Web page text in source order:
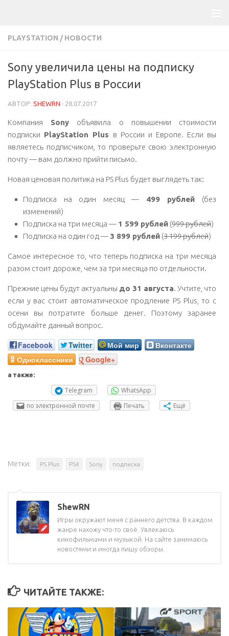
PLAYSTATION / НОВОСТИ
Sony увеличила цены на подписку
PlayStation Plus в России
АВТОР: SHEWRN · 28.07.2017
Компания Sony объявила о повышении стоимости
подписки PlayStation Plus в России и Европе. Если вы
являетесь подписчиком, то проверьте свою электронную
почту — вам должно прийти письмо.
Новая ценовая политика на PS Plus будет выглядеть так:
Подписка на один месяц — 499 рублей (без
изменений)
Подписка на три месяца — 1 599 рублей (999 рублей)
Подписка на один год — 3 899 рублей (3 199 рублей)
Самое интересное то, что теперь подписка на три месяца
разом стоит дороже, чем за три месяца по отдельности.
Прежние цены будут актуальны до 31 августа. Учтите, что
если у вас стоит автоматическое продление PS Plus, то с
осени вы потратите больше денег. Поэтому заранее
обдумайте данный вопрос.
Facebook Twitter Мой мир
Вконтакте
Одноклассники
Google+
а также:
Telegram
WhatsApp
по электронной почте
Печать Ещё
Метки: PS Plus PS4 Sony подписка
ShewRN
Игры окружают меня с раннего детства. В каждом
жанре нахожу что-то своё. Увлекаюсь
кинофильмами и музыкой. На сайте занимаюсь
новостями и иногда пишу обзоры.
ЧИТАЙТЕ ТАКЖЕ: